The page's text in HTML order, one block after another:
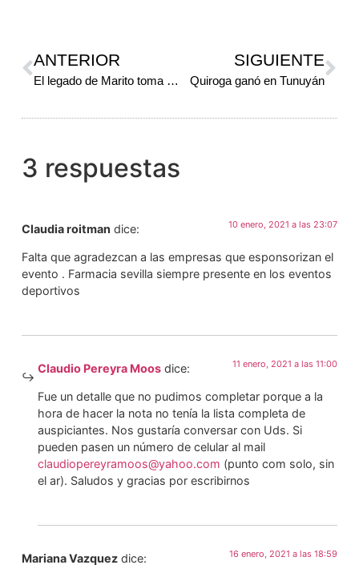
ANTERIOR
El legado de Marito toma vuelo…
SIGUIENTE
Quiroga ganó en Tunuyán
3 respuestas
Claudia roitman dice: 10 enero, 2021 a las 23:07
Falta que agradezcan a las empresas que esponsorizan el
evento . Farmacia sevilla siempre presente en los eventos
deportivos
Claudio Pereyra Moos dice: 11 enero, 2021 a las 11:00
Fue un detalle que no pudimos completar porque a la
hora de hacer la nota no tenía la lista completa de
auspiciantes. Nos gustaría conversar con Uds. Si
pueden pasen un número de celular al mail
claudiopereyramoos@yahoo.com (punto com solo, sin
el ar). Saludos y gracias por escribirnos
Mariana Vazquez dice: 16 enero, 2021 a las 18:59